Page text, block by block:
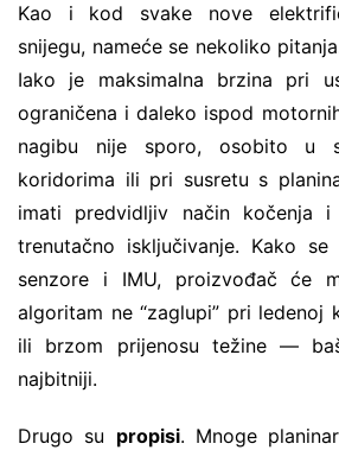
Kao i kod svake nove
snijegu, nameće se nekoliko
Iako je maksimalna brzina pri
ograničena i daleko ispod
nagibu nije sporo, osobito u
koridorima ili pri susretu s
imati predvidljiv način kočenja
trenutačno isključivanje. Kako
senzore i IMU, proizvođač će
algoritam ne “zaglupi” pri ledenoj
ili brzom prijenosu težine —
najbitniji.
Drugo su propisi. Mnoge